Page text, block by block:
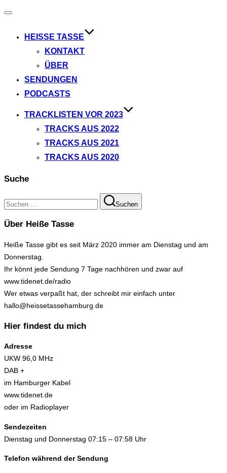
Navigation
HEISSE TASSE
KONTAKT
ÜBER
SENDUNGEN
PODCASTS
TRACKLISTEN VOR 2023
TRACKS AUS 2022
TRACKS AUS 2021
TRACKS AUS 2020
Suche
Suchen
nach:
Suchen
Über Heiße Tasse
Heiße Tasse gibt es seit März 2020 immer am Dienstag und am
Donnerstag.
Ihr könnt jede Sendung 7 Tage nachhören und zwar auf
www.tidenet.de/radio
Wer etwas verpaßt hat, der schreibt mir einfach unter
hallo@heissetassehamburg.de
Hier findest du mich
Adresse
UKW 96,0 MHz
DAB +
im Hamburger Kabel
www.tidenet.de
oder im Radioplayer
Sendezeiten
Dienstag und Donnerstag 07:15 – 07:58 Uhr
Telefon während der Sendung